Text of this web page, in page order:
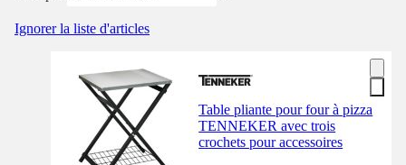
Ignorer la liste d'articles
Table pliante pour four à pizza
TENNEKER avec trois
crochets pour accessoires